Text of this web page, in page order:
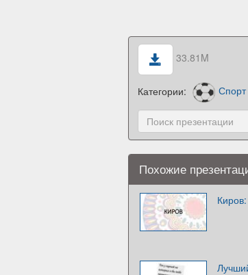
33.81M
Категории: Спорт
Похожие